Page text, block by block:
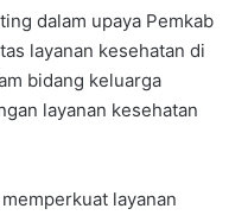
dalam upaya Pemkab
layanan kesehatan di
bidang keluarga
layanan kesehatan
layanan